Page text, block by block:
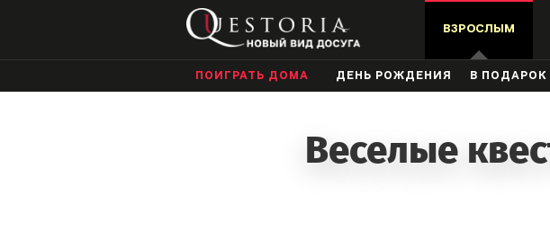
ВЗРОСЛЫМ
ПОИГРАТЬ ДОМА ДЕНЬ РОЖДЕНИЯ В ПОДАРОК
Веселые